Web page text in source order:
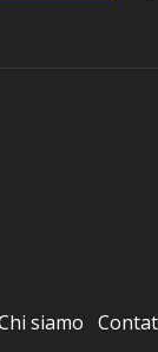
siamo